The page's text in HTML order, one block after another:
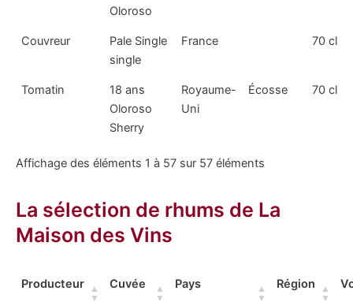
Oloroso
Couvreur
Pale Single
single
France 70 cl
Tomatin
18 ans
Oloroso
Sherry
Royaume-
Uni
Écosse 70 cl
Affichage des éléments 1 à 57 sur 57 éléments
La sélection de rhums de La
Maison des Vins
Producteur Cuvée Pays Région